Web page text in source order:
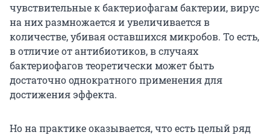
чувствительные к бактериофагам бактерии, вирус
на них размножается и увеличивается в
количестве, убивая оставшихся микробов. То есть,
в отличие от антибиотиков, в случаях
бактериофагов теоретически может быть
достаточно однократного применения для
достижения эффекта.
Но на практике оказывается, что есть целый ряд